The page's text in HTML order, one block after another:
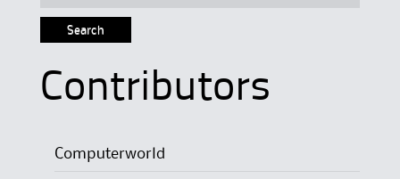
Contributors
Computerworld